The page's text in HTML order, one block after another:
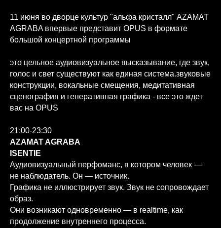
11 июня во дворце культур "альфа кристалл" AZAMAT
AGRABA впервые представит OPUS в формате
большой концертной программы
это цельное аудиовизуальное высказывание, где звук,
голос и свет существуют как единая система.звуковые
конструкции, вокальные смещения, медитативная
сценография и генеративная графика - все это ждет
вас на OPUS
21:00-23:30
AZAMAT AGRABA
ISENTIE
Аудиовизуальный перфоманс, в котором человек —
не наблюдатель. Он — источник.
Графика не иллюстрирует звук. Звук не сопровождает
образ.
Они возникают одновременно — в realtime, как
продолжение внутреннего процесса.